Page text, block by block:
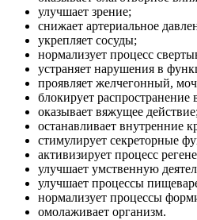
улучшает зрение;
снижает артериальное
укрепляет сосуды;
нормализует процесс
устраняет нарушения в
проявляет желчегонный,
блокирует
оказывает вяжущее
останавливает внутренние
стимулирует секреторные
активизирует процесс
улучшает умственную
улучшает процессы
нормализует процессы
омолаживает организм.